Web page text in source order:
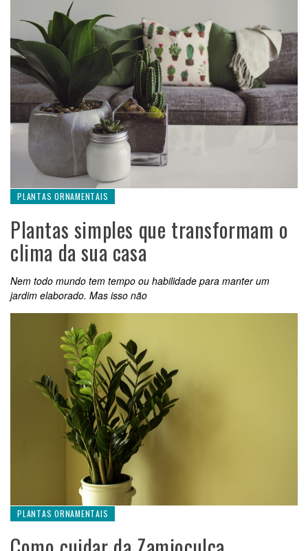
PLANTAS ORNAMENTAIS
Plantas simples que transformam o
clima da sua casa
Nem todo mundo tem tempo ou habilidade para manter um
jardim elaborado. Mas isso não
PLANTAS ORNAMENTAIS